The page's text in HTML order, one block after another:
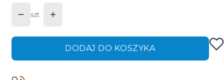
szt.
DODAJ DO KOSZYKA